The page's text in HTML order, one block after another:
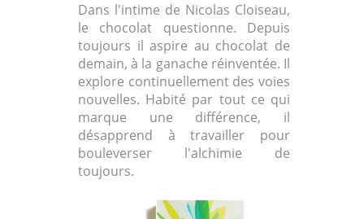
Dans l'intime de Nicolas Cloiseau,
le chocolat questionne. Depuis
toujours il aspire au chocolat de
demain, à la ganache réinventée. Il
explore continuellement des voies
nouvelles. Habité par tout ce qui
marque une différence, il
désapprend à travailler pour
bouleverser l'alchimie de
toujours.